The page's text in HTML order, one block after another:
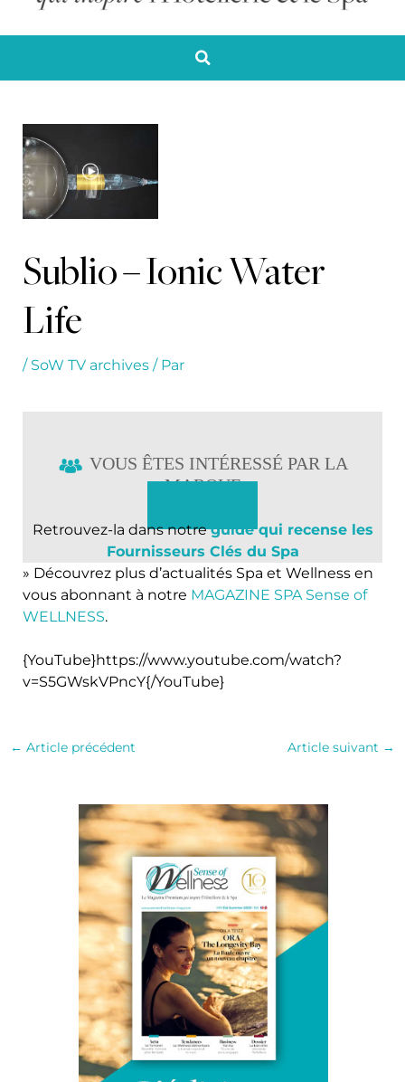
Sublio – Ionic Water
Life
/ SoW TV archives/ Par
VOUS ÊTES INTÉRESSÉ PAR LA
MARQUE
Retrouvez-la dans notreguide qui recense les
Fournisseurs Clés du Spa
» Découvrez plus d’actualités Spa et Wellness en
vous abonnant à notre MAGAZINE SPA Sense of
WELLNESS.
{YouTube}https://www.youtube.com/watch?
v=S5GWskVPncY{/YouTube}
← Article précédent Article suivant →